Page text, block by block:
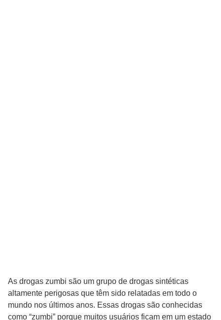
As drogas zumbi são um grupo de drogas sintéticas
altamente perigosas que têm sido relatadas em todo o
mundo nos últimos anos. Essas drogas são conhecidas
como “zumbi” porque muitos usuários ficam em um estado